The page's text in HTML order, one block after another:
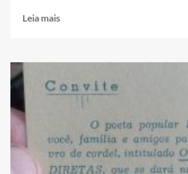
Leia maisRead
Morre
Brito,
vítima
Covid-
19